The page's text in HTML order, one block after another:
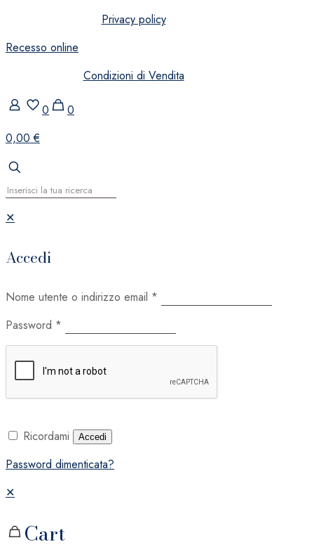
Privacy policy
Recesso online
Condizioni di Vendita
0
0
0,00 €
✕
Accedi
Nome utente o indirizzo email *
Password *
Ricordami Accedi
Password dimenticata?
✕
Cart